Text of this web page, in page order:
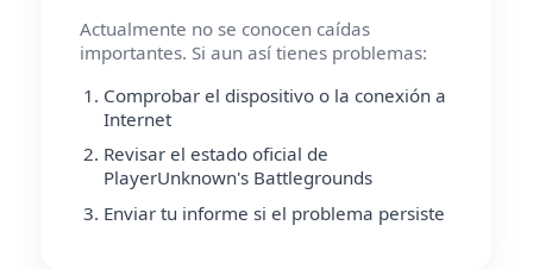
Actualmente no se conocen caídas
importantes. Si aun así tienes problemas:
Comprobar el dispositivo o la conexión a
Internet
Revisar el estado oficial de
PlayerUnknown's Battlegrounds
Enviar tu informe si el problema persiste